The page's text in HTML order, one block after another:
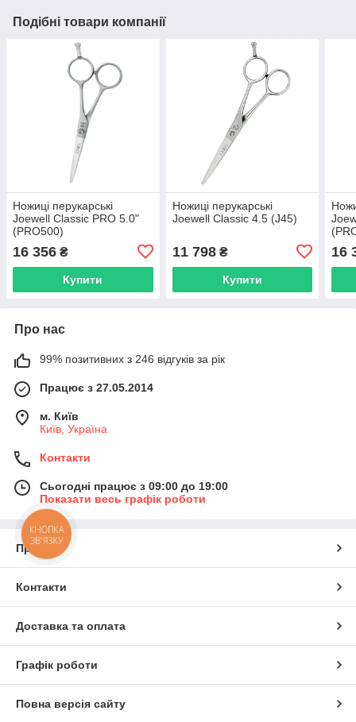
Подібні товари компанії
Ножиці перукарські
Joewell Classic PRO 5.0"
(PRO500)
16 356 ₴
Купити
Ножиці перукарські
Joewell Classic 4.5 (J45)
11 798₴
Купити
16
Про нас
99% позитивних з 246 відгуків за рік
Працює з 27.05.2014
м. Київ
Київ, Україна
Контакти
Сьогодні працює з 09:00 до 19:00
Показати весь графік роботи
Про нас
Контакти
Доставка та оплата
Графік роботи
Повна версія сайту
КНОПКА
ЗВ'ЯЗКУ